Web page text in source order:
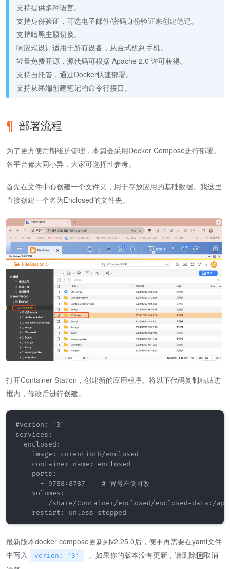
支持提供多种语言。
支持身份验证，可选电子邮件/密码身份验证来创建笔记。
支持暗黑主题切换。
响应式设计适用于所有设备，从台式机到手机。
轻量免费开源，源代码可根据 Apache 2.0 许可获得。
支持自托管，通过Docker快速部署。
支持从终端创建笔记的命令行接口。
部署流程
为了更方便后期维护管理，本篇会采用Docker Compose进行部署。
各平台都大同小异，大家可选择性参考。
首先在文件中心创建一个文件夹，用于存放应用的基础数据。我这里
直接创建一个名为Enclosed的文件夹。
打开Container Station，创建新的应用程序。将以下代码复制粘贴进
框内，修改后进行创建。
#verion: '3'
services:
  enclosed:
    image: corentinth/enclosed
    container_name: enclosed
    ports:
      - 9788:8787    # 冒号左侧可改
    volumes:
- /share/Container/enclosed/enclosed-data:/
最新版本docker compose更新到v2.25.0后，便不再需要在yaml文件
中写入
verion: '3'
。如果你的版本没有更新，请删除#️⃣取消